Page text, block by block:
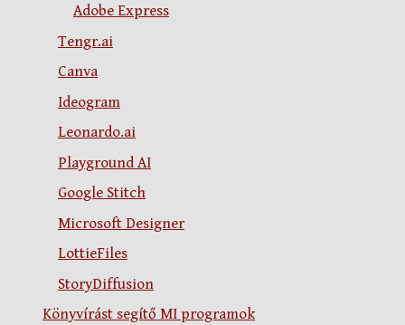
Adobe Express
Tengr.ai
Canva
Ideogram
Leonardo.ai
Playground AI
Google Stitch
Microsoft Designer
LottieFiles
StoryDiffusion
Könyvírást segítő MI programok